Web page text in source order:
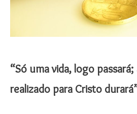
“Só uma vida, logo
realizado para Cristo